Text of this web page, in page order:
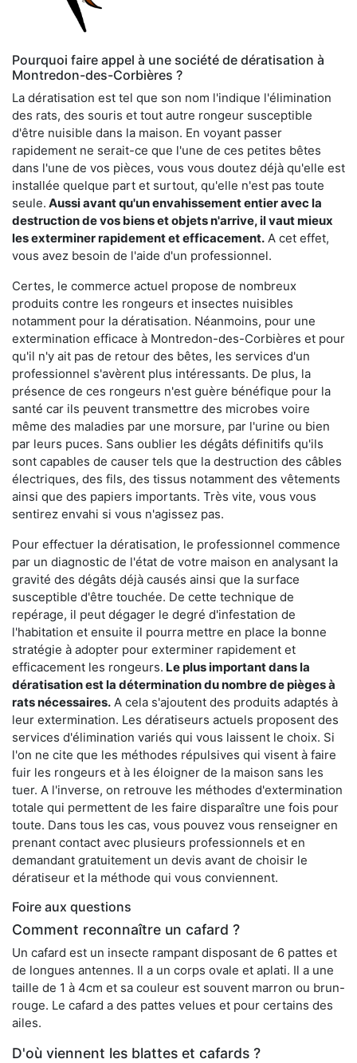
Pourquoi faire appel à une société de dératisation à
Montredon-des-Corbières ?
La dératisation est tel que son nom l'indique l'élimination
des rats, des souris et tout autre rongeur susceptible
d'être nuisible dans la maison. En voyant passer
rapidement ne serait-ce que l'une de ces petites bêtes
dans l'une de vos pièces, vous vous doutez déjà qu'elle est
installée quelque part et surtout, qu'elle n'est pas toute
seule. Aussi avant qu'un envahissement entier avec la
destruction de vos biens et objets n'arrive, il vaut mieux
les exterminer rapidement et efficacement. A cet effet,
vous avez besoin de l'aide d'un professionnel.
Certes, le commerce actuel propose de nombreux
produits contre les rongeurs et insectes nuisibles
notamment pour la dératisation. Néanmoins, pour une
extermination efficace à Montredon-des-Corbières et pour
qu'il n'y ait pas de retour des bêtes, les services d'un
professionnel s'avèrent plus intéressants. De plus, la
présence de ces rongeurs n'est guère bénéfique pour la
santé car ils peuvent transmettre des microbes voire
même des maladies par une morsure, par l'urine ou bien
par leurs puces. Sans oublier les dégâts définitifs qu'ils
sont capables de causer tels que la destruction des câbles
électriques, des fils, des tissus notamment des vêtements
ainsi que des papiers importants. Très vite, vous vous
sentirez envahi si vous n'agissez pas.
Pour effectuer la dératisation, le professionnel commence
par un diagnostic de l'état de votre maison en analysant la
gravité des dégâts déjà causés ainsi que la surface
susceptible d'être touchée. De cette technique de
repérage, il peut dégager le degré d'infestation de
l'habitation et ensuite il pourra mettre en place la bonne
stratégie à adopter pour exterminer rapidement et
efficacement les rongeurs. Le plus important dans la
dératisation est la détermination du nombre de pièges à
rats nécessaires. A cela s'ajoutent des produits adaptés à
leur extermination. Les dératiseurs actuels proposent des
services d'élimination variés qui vous laissent le choix. Si
l'on ne cite que les méthodes répulsives qui visent à faire
fuir les rongeurs et à les éloigner de la maison sans les
tuer. A l'inverse, on retrouve les méthodes d'extermination
totale qui permettent de les faire disparaître une fois pour
toute. Dans tous les cas, vous pouvez vous renseigner en
prenant contact avec plusieurs professionnels et en
demandant gratuitement un devis avant de choisir le
dératiseur et la méthode qui vous conviennent.
Foire aux questions
Comment reconnaître un cafard ?
Un cafard est un insecte rampant disposant de 6 pattes et
de longues antennes. Il a un corps ovale et aplati. Il a une
taille de 1 à 4cm et sa couleur est souvent marron ou brun-
rouge. Le cafard a des pattes velues et pour certains des
ailes.
D'où viennent les blattes et cafards ?